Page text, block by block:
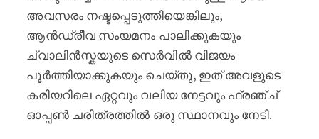
അവസരം നഷ്ടപ്പെടുത്തിയെങ്കിലും,
ആൻഡ്രീവ സംയമനം പാലിക്കുകയും
ച്വാലിൻസ്കയുടെ സെർവിൽ വിജയം
പൂർത്തിയാക്കുകയും ചെയ്തു, ഇത് അവളുടെ
കരിയറിലെ ഏറ്റവും വലിയ നേട്ടവും ഫ്രഞ്ച്
ഓപ്പൺ ചരിത്രത്തിൽ ഒരു സ്ഥാനവും നേടി.